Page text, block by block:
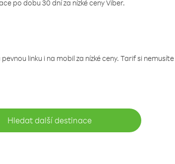
po dobu 30 dní za nízké ceny Viber.
linku i na mobil za nízké ceny. Tarif si
Hledat další destinace